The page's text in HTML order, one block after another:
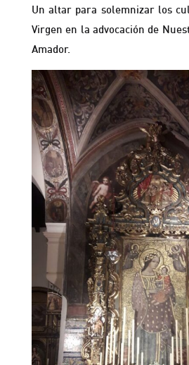
Un altar para solemnizar los
Virgen en la advocación de
Amador.